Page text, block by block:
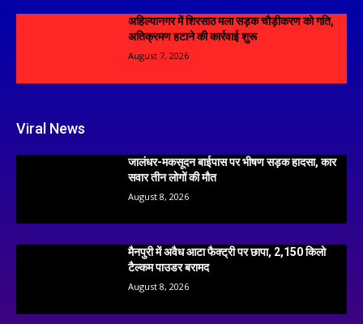
अहिल्यानगर में शिरसाठ मला सड़क चौड़ीकरण को गति,
अतिक्रमण हटाने की कार्रवाई शुरू
August 7, 2026
Viral News
जालंधर-मकसूदन बाईपास पर भीषण सड़क हादसा, कार
सवार तीन लोगों की मौत
August 8, 2026
मैनपुरी में अवैध आटा फैक्ट्री पर छापा, 2,150 किलो
टैल्कम पाउडर बरामद
August 8, 2026